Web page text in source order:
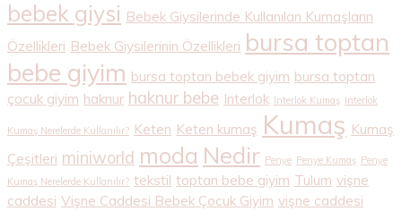
bebek giysi Bebek Giysilerinde Kullanılan Kumaşların
Özellikleri Bebek Giysilerinin Özellikleri bursa toptan
bebe giyim bursa toptan bebek giyim bursa toptan
çocuk giyim haknur haknur bebe Interlok Interlok Kumaş Interlok
Kumaş Nerelerde Kullanılır? Keten Keten kumaş Kumaş Kumaş
Çeşitleri miniworld moda Nedir Penye Penye Kumaş Penye
Kumaş Nerelerde Kullanılır? tekstil toptan bebe giyim Tulum vişne
caddesi Vişne Caddesi Bebek Çocuk Giyim vişne caddesi